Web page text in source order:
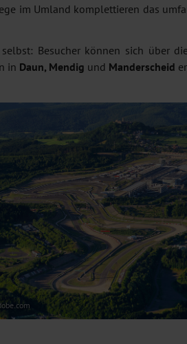
im Umland komplettieren das
Besucher können sich über
in Daun, Mendig und Manderscheid